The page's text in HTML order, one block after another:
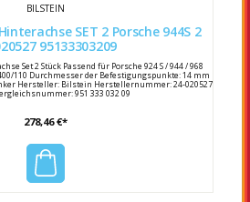
BILSTEIN
SET 2 Porsche 944S 2
24-020527 95133303209
Set 2 Stück Passend für Porsche 924 S / 944 / 968
110 Durchmesser der Befestigungspunkte: 14 mm
Hersteller: Bilstein Herstellernummer: 24-020527
951 333 032 09
278,46 €*